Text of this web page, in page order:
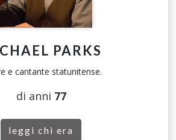
PARKS
e cantante statunitense.
di anni 77
leggi chi era